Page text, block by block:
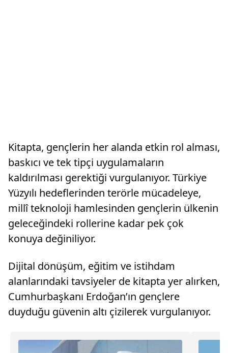
Kitapta, gençlerin her alanda etkin rol alması,
baskıcı ve tek tipçi uygulamaların
kaldırılması gerektiği vurgulanıyor. Türkiye
Yüzyılı hedeflerinden terörle mücadeleye,
millî teknoloji hamlesinden gençlerin ülkenin
geleceğindeki rollerine kadar pek çok
konuya değiniliyor.
Dijital dönüşüm, eğitim ve istihdam
alanlarındaki tavsiyeler de kitapta yer alırken,
Cumhurbaşkanı Erdoğan’ın gençlere
duyduğu güvenin altı çizilerek vurgulanıyor.